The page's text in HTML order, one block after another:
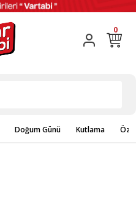
0
Doğum Günü Kutlama